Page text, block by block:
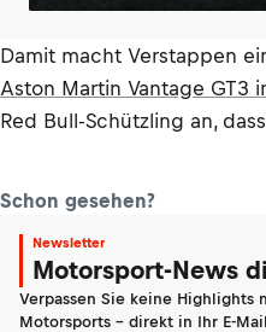
Damit macht Verstappen
Aston Martin Vantage GT3
Red Bull-Schützling an,
Schon gesehen?
Newsletter
Motorsport-News
Verpassen Sie keine
Motorsports - direkt in Ihr E-